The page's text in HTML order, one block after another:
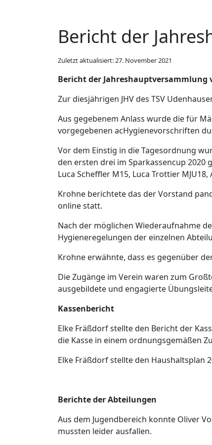
Bericht der
Zuletzt aktualisiert: 27. November 2021
Bericht der Jahreshauptversammlung
Zur diesjährigen JHV des TSV
Aus gegebenem Anlass wurde die für
vorgegebenen acHygienevorschriften
Vor dem Einstig in die Tagesordnung
den ersten drei im Sparkassencup 2020
Luca Scheffler M15, Luca Trottier
Krohne berichtete das der Vorstand
online statt.
Nach der möglichen Wiederaufnahme
Hygieneregelungen der einzelnen
Krohne erwähnte, dass es gegenüber
Die Zugänge im Verein waren zum
ausgebildete und engagierte
Kassenbericht
Elke Fräßdorf stellte den Bericht der
die Kasse in einem ordnungsgemäßen
Elke Fräßdorf stellte den Haushaltsplan
Berichte der Abteilungen
Aus dem Jugendbereich konnte Oliver
mussten leider ausfallen.